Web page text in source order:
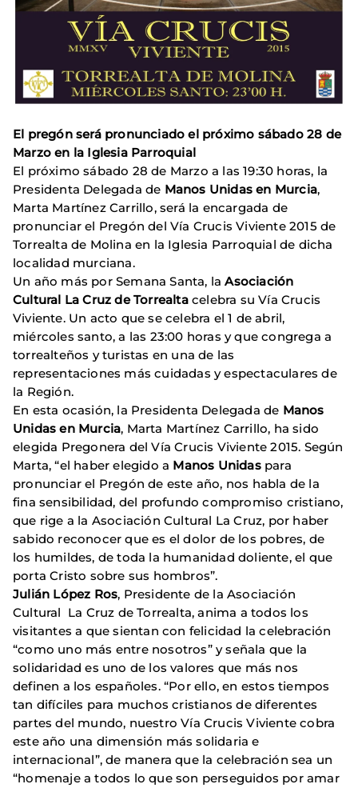
El pregón será pronunciado el próximo sábado 28 de
Marzo en la Iglesia Parroquial
El próximo sábado 28 de Marzo a las 19:30 horas, la
Presidenta Delegada de Manos Unidas en Murcia,
Marta Martínez Carrillo, será la encargada de
pronunciar el Pregón del Vía Crucis Viviente 2015 de
Torrealta de Molina en la Iglesia Parroquial de dicha
localidad murciana.
Un año más por Semana Santa, laAsociación
Cultural La Cruz de Torrealtacelebra su Vía Crucis
Viviente. Un acto que se celebra el 1 de abril,
miércoles santo, a las 23:00 horas y que congrega a
torrealteños y turistas en una de las
representaciones más cuidadas y espectaculares de
la Región.
En esta ocasión, la Presidenta Delegada de Manos
Unidas en Murcia, Marta Martínez Carrillo, ha sido
elegida Pregonera del Vía Crucis Viviente 2015. Según
Marta, “el haber elegido a Manos Unidaspara
pronunciar el Pregón de este año, nos habla de la
fina sensibilidad, del profundo compromiso cristiano,
que rige a la Asociación Cultural La Cruz, por haber
sabido reconocer que es el dolor de los pobres, de
los humildes, de toda la humanidad doliente, el que
porta Cristo sobre sus hombros”.
Julián López Ros, Presidente de la Asociación
Cultural La Cruz de Torrealta, anima a todos los
visitantes a que sientan con felicidad la celebración
“como uno más entre nosotros” y señala que la
solidaridad es uno de los valores que más nos
definen a los españoles. “Por ello, en estos tiempos
tan difíciles para muchos cristianos de diferentes
partes del mundo, nuestro Vía Crucis Viviente cobra
este año una dimensión más solidaria e
internacional”, de manera que la celebración sea un
“homenaje a todos lo que son perseguidos por amar